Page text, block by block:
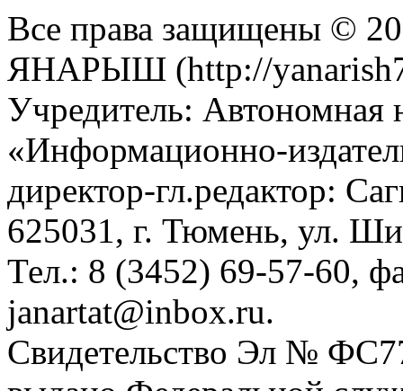
Все права защищены ©
ЯНАРЫШ (http://
Учредитель: Автономная
«Информационно-
директор-гл.редактор:
625031, г. Тюмень, ул.
Тел.: 8 (3452) 69-57-60,
janartat@inbox.ru.
Свидетельство Эл №